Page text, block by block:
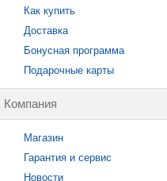
Как купить
Доставка
Бонусная программа
Подарочные карты
Компания
Магазин
Гарантия и сервис
Новости